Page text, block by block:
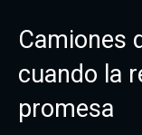
Camiones
cuando la
promesa